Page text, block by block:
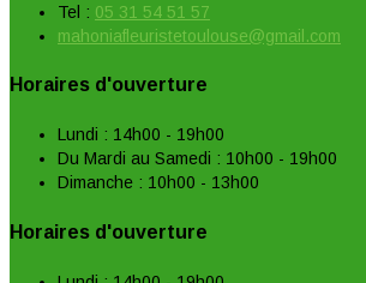
Tel : 05 31 54 51 57
mahoniafleuristetoulouse@gmail.com
Horaires d'ouverture
Lundi : 14h00 - 19h00
Du Mardi au Samedi : 10h00 - 19h00
Dimanche : 10h00 - 13h00
Horaires d'ouverture